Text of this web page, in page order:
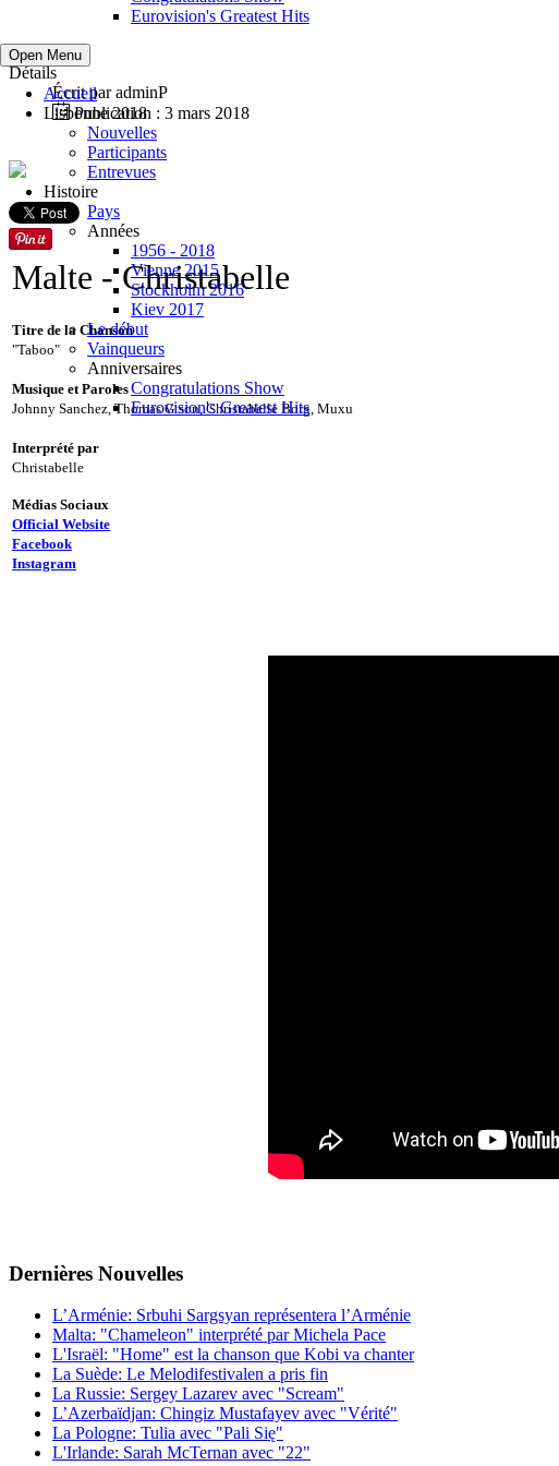
Eurovision's Greatest Hits
Open Menu
Accueil
Lisbonne 2018
Nouvelles
Participants
Entrevues
Histoire
Pays
Années
1956 - 2018
Vienne 2015
Stockholm 2016
Kiev 2017
Le début
Vainqueurs
Anniversaires
Congratulations Show
Eurovision's Greatest Hits
Détails
Écrit paradminP
Publication : 3 mars 2018
Malte - Christabelle
Titre de la Chanson
"Taboo"
Musique et Paroles
Johnny Sanchez, Thomas G:son, Christabelle Borg, Muxu
Interprété par
Christabelle
Médias Sociaux
Official Website
Facebook
Instagram
Dernières Νouvelles
L’Arménie: Srbuhi Sargsyan représentera l’Arménie
Malta: "Chameleon" interprété par Michela Pace
L'Israël: "Home" est la chanson que Kobi va chanter
La Suède: Le Melodifestivalen a pris fin
La Russie: Sergey Lazarev avec "Scream"
L’Azerbaïdjan: Chingiz Mustafayev avec "Vérité"
La Pologne: Tulia avec "Pali Się"
L'Irlande: Sarah McTernan avec "22"